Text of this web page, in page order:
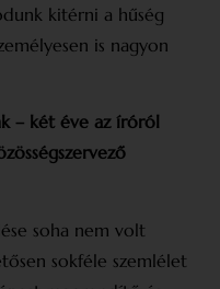
kitérni a hűség
is nagyon
– két éve az íróról
soha nem volt
sokféle szemlélet